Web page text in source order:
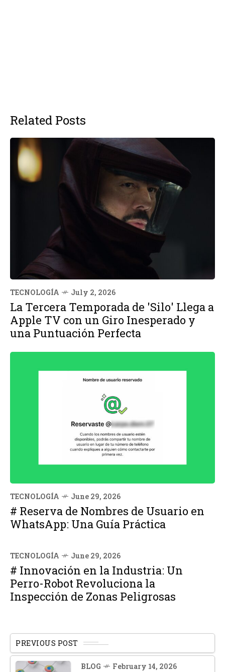
Related Posts
TECNOLOGÍA July 2, 2026
La Tercera Temporada de 'Silo' Llega a
Apple TV con un Giro Inesperado y
una Puntuación Perfecta
TECNOLOGÍA June 29, 2026
# Reserva de Nombres de Usuario en
WhatsApp: Una Guía Práctica
TECNOLOGÍA June 29, 2026
# Innovación en la Industria: Un
Perro-Robot Revoluciona la
Inspección de Zonas Peligrosas
PREVIOUS POST
BLOG February 14, 2026